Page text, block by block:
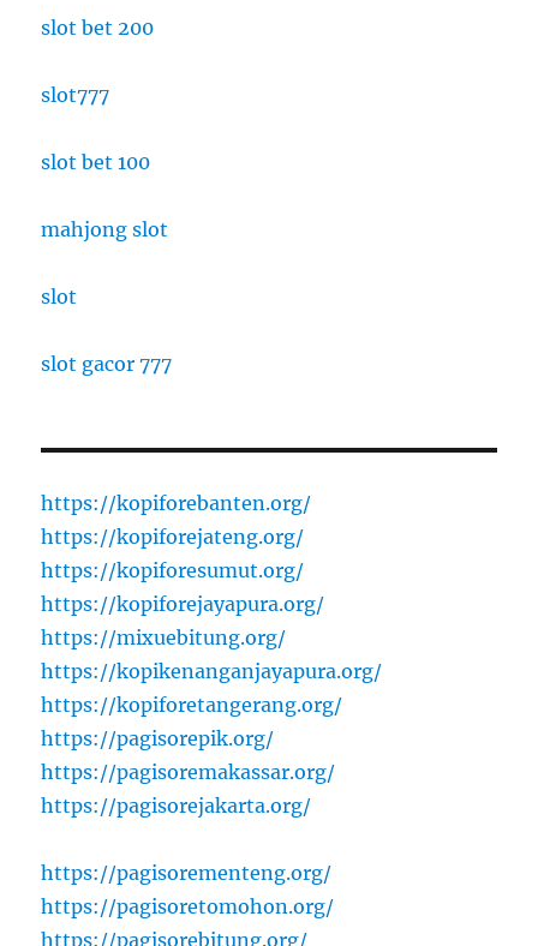
slot bet 200
slot777
slot bet 100
mahjong slot
slot
slot gacor 777
https://kopiforebanten.org/
https://kopiforejateng.org/
https://kopiforesumut.org/
https://kopiforejayapura.org/
https://mixuebitung.org/
https://kopikenanganjayapura.org/
https://kopiforetangerang.org/
https://pagisorepik.org/
https://pagisoremakassar.org/
https://pagisorejakarta.org/
https://pagisorementeng.org/
https://pagisoretomohon.org/
https://pagisorebitung.org/